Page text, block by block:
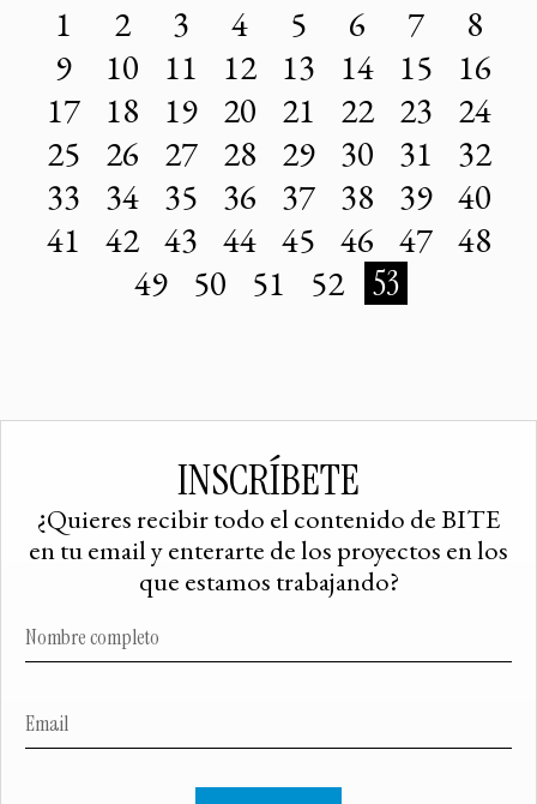
1 2 3 4 5 6 7
8
9
10 11 12 13 14 15
16
17
18 19 20 21 22 23
24
25
26 27 28 29 30 31
32
33
34 35 36 37 38 39 40
41
42 43 44 45 46 47 48
49
50 51 52 53
INSCRÍBETE
¿Quieres recibir todo el contenido de BITE
en tu email y enterarte de los proyectos en los
que estamos trabajando?